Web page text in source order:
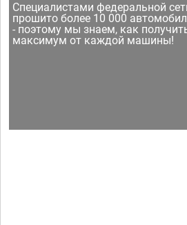
Специалистами федеральной
прошито более 10 000
- поэтому мы знаем, как
максимум от каждой машины!